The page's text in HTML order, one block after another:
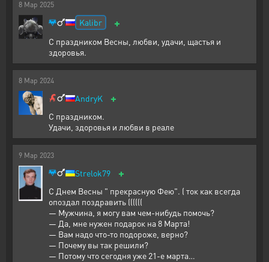
8 Мар 2025
Kalibr +
С праздником Весны, любви, удачи, щастья и
здоровья.
8 Мар 2024
AndryK +
С праздником.
Удачи, здоровья и любви в реале
9 Мар 2023
Strelok79 +
С Днем Весны " прекрасную Фею". ( ток как всегда
опоздал поздравить ((((((
— Мужчина, я могу вам чем-нибудь помочь?
— Да, мне нужен подарок на 8 Марта!
— Вам надо что-то подороже, верно?
— Почему вы так решили?
— Потому что сегодня уже 21-е марта…